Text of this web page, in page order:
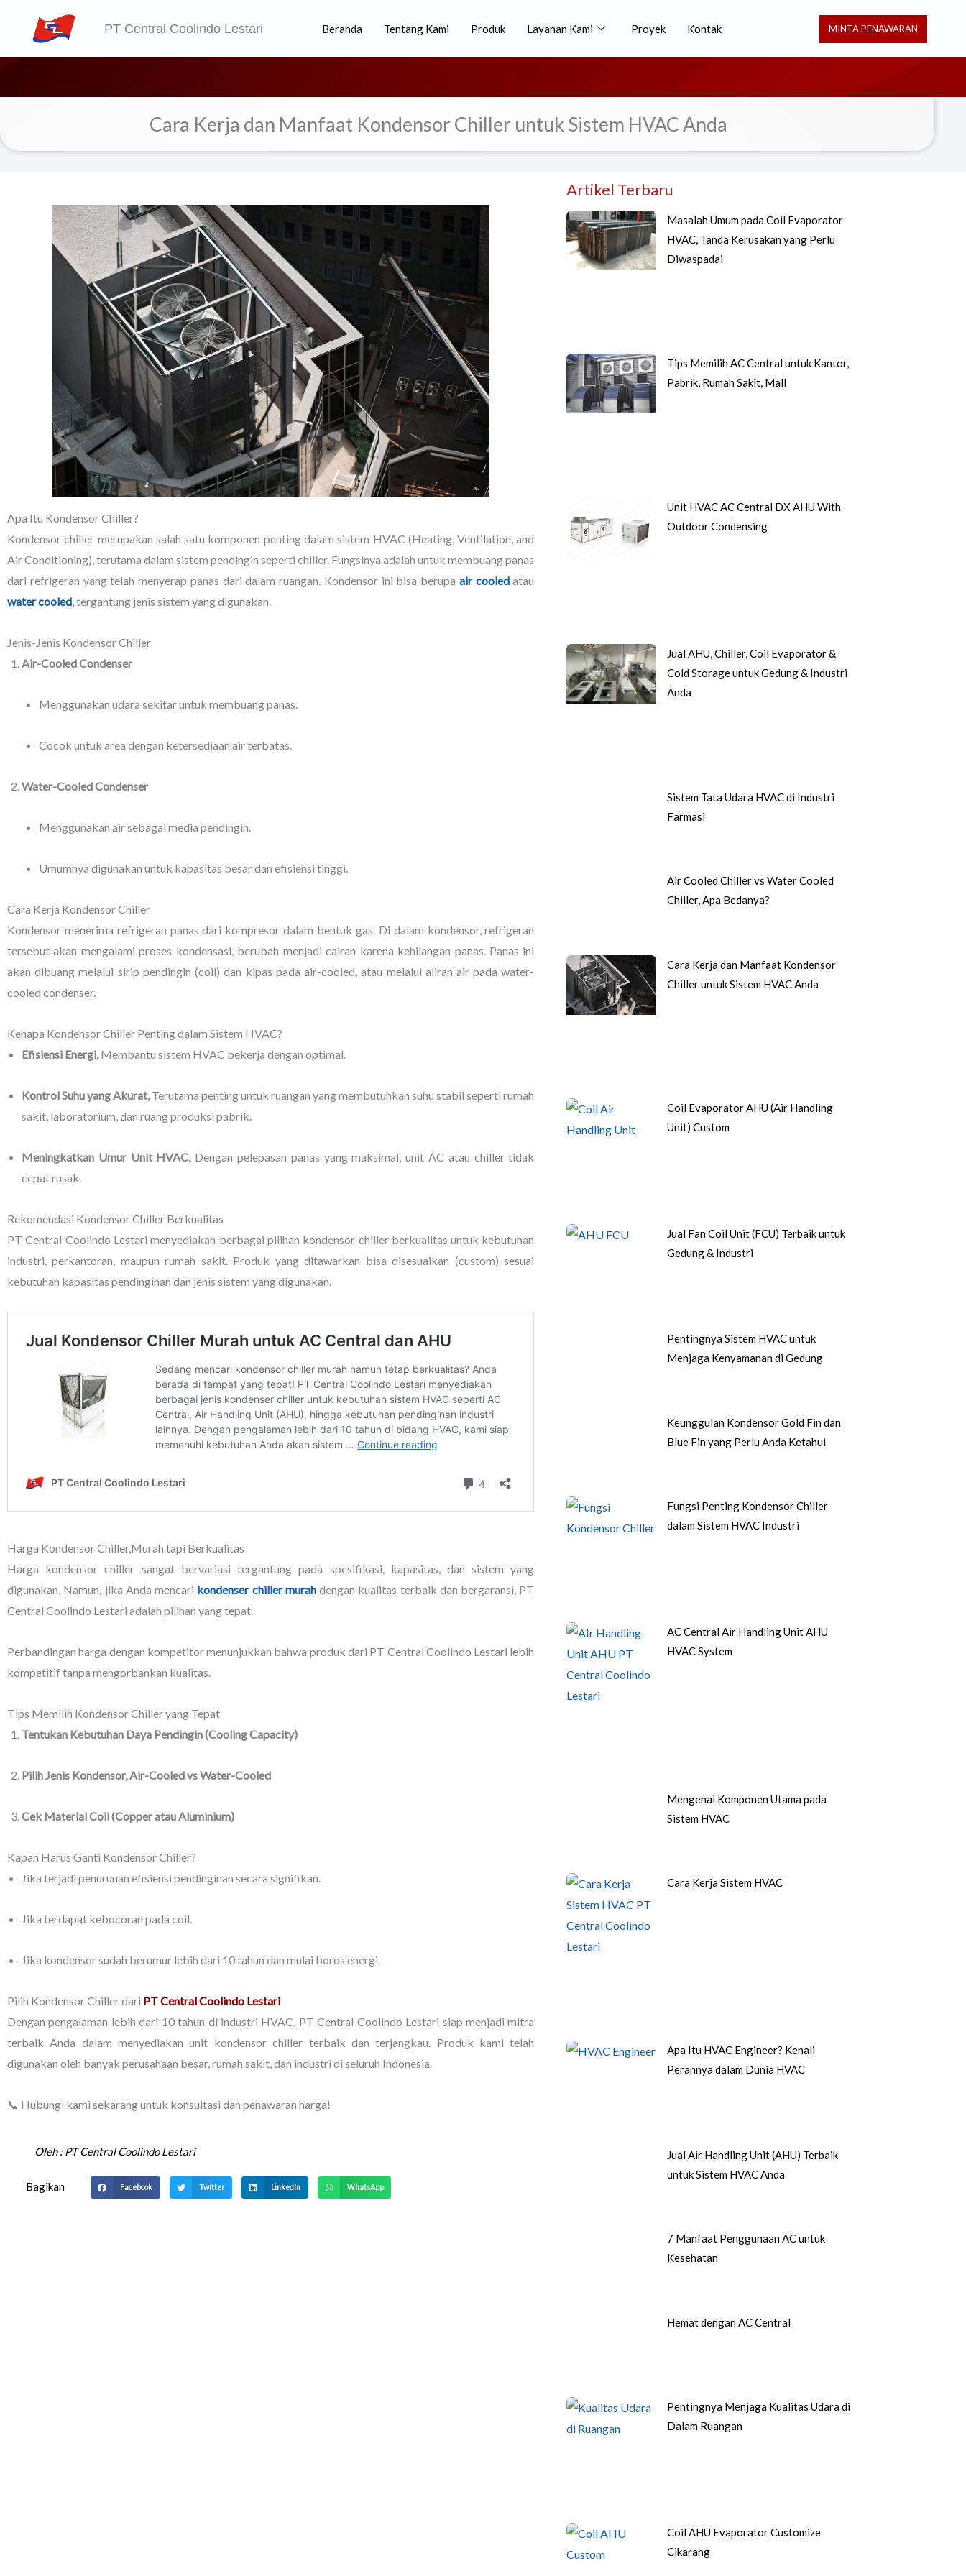
PT Central Coolindo Lestari Beranda Tentang Kami Produk Layanan Kami Proyek Kontak MINTA PENAWARAN
Cara Kerja dan Manfaat Kondensor Chiller untuk Sistem HVAC Anda
Apa Itu Kondensor Chiller?
Kondensor chiller merupakan salah satu komponen penting dalam sistem HVAC (Heating, Ventilation, and
Air Conditioning), terutama dalam sistem pendingin seperti chiller. Fungsinya adalah untuk membuang panas
dari refrigeran yang telah menyerap panas dari dalam ruangan. Kondensor ini bisa berupa air cooledatau
water cooled, tergantung jenis sistem yang digunakan.
Jenis-Jenis Kondensor Chiller
Air-Cooled Condenser
Menggunakan udara sekitar untuk membuang panas.
Cocok untuk area dengan ketersediaan air terbatas.
Water-Cooled Condenser
Menggunakan air sebagai media pendingin.
Umumnya digunakan untuk kapasitas besar dan efisiensi tinggi.
Cara Kerja Kondensor Chiller
Kondensor menerima refrigeran panas dari kompresor dalam bentuk gas. Di dalam kondensor, refrigeran
tersebut akan mengalami proses kondensasi, berubah menjadi cairan karena kehilangan panas. Panas ini
akan dibuang melalui sirip pendingin (coil) dan kipas pada air-cooled, atau melalui aliran air pada water-
cooled condenser.
Kenapa Kondensor Chiller Penting dalam Sistem HVAC?
Efisiensi Energi,Membantu sistem HVAC bekerja dengan optimal.
Kontrol Suhu yang Akurat,Terutama penting untuk ruangan yang membutuhkan suhu stabil seperti rumah
sakit, laboratorium, dan ruang produksi pabrik.
Meningkatkan Umur Unit HVAC,Dengan pelepasan panas yang maksimal, unit AC atau chiller tidak
cepat rusak.
Rekomendasi Kondensor Chiller Berkualitas
PT Central Coolindo Lestari menyediakan berbagai pilihan kondensor chiller berkualitas untuk kebutuhan
industri, perkantoran, maupun rumah sakit. Produk yang ditawarkan bisa disesuaikan (custom) sesuai
kebutuhan kapasitas pendinginan dan jenis sistem yang digunakan.
Harga Kondensor Chiller,Murah tapi Berkualitas
Harga kondensor chiller sangat bervariasi tergantung pada spesifikasi, kapasitas, dan sistem yang
digunakan. Namun, jika Anda mencari kondenser chiller murahdengan kualitas terbaik dan bergaransi, PT
Central Coolindo Lestari adalah pilihan yang tepat.
Perbandingan harga dengan kompetitor menunjukkan bahwa produk dari PT Central Coolindo Lestari lebih
kompetitif tanpa mengorbankan kualitas.
Tips Memilih Kondensor Chiller yang Tepat
Tentukan Kebutuhan Daya Pendingin (Cooling Capacity)
Pilih Jenis Kondensor, Air-Cooled vs Water-Cooled
Cek Material Coil (Copper atau Aluminium)
Kapan Harus Ganti Kondensor Chiller?
Jika terjadi penurunan efisiensi pendinginan secara signifikan.
Jika terdapat kebocoran pada coil.
Jika kondensor sudah berumur lebih dari 10 tahun dan mulai boros energi.
Pilih Kondensor Chiller dari PT Central Coolindo Lestari
Dengan pengalaman lebih dari 10 tahun di industri HVAC, PT Central Coolindo Lestari siap menjadi mitra
terbaik Anda dalam menyediakan unit kondensor chiller terbaik dan terjangkau. Produk kami telah
digunakan oleh banyak perusahaan besar, rumah sakit, dan industri di seluruh Indonesia.
📞 Hubungi kami sekarang untuk konsultasi dan penawaran harga!
Oleh :PT Central Coolindo Lestari
Bagikan Facebook Twitter LinkedIn WhatsApp
Artikel Terbaru
Masalah Umum pada Coil Evaporator
HVAC, Tanda Kerusakan yang Perlu
Diwaspadai
Tips Memilih AC Central untuk Kantor,
Pabrik, Rumah Sakit, Mall
Unit HVAC AC Central DX AHU With
Outdoor Condensing
Jual AHU, Chiller, Coil Evaporator &
Cold Storage untuk Gedung & Industri
Anda
Sistem Tata Udara HVAC di Industri
Farmasi
Air Cooled Chiller vs Water Cooled
Chiller, Apa Bedanya?
Cara Kerja dan Manfaat Kondensor
Chiller untuk Sistem HVAC Anda
Coil Evaporator AHU (Air Handling
Unit) Custom
Jual Fan Coil Unit (FCU) Terbaik untuk
Gedung & Industri
Pentingnya Sistem HVAC untuk
Menjaga Kenyamanan di Gedung
Keunggulan Kondensor Gold Fin dan
Blue Fin yang Perlu Anda Ketahui
Fungsi Penting Kondensor Chiller
dalam Sistem HVAC Industri
AC Central Air Handling Unit AHU
HVAC System
Mengenal Komponen Utama pada
Sistem HVAC
Cara Kerja Sistem HVAC
Apa Itu HVAC Engineer? Kenali
Perannya dalam Dunia HVAC
Jual Air Handling Unit (AHU) Terbaik
untuk Sistem HVAC Anda
7 Manfaat Penggunaan AC untuk
Kesehatan
Hemat dengan AC Central
Pentingnya Menjaga Kualitas Udara di
Dalam Ruangan
Coil AHU Evaporator Customize
Cikarang